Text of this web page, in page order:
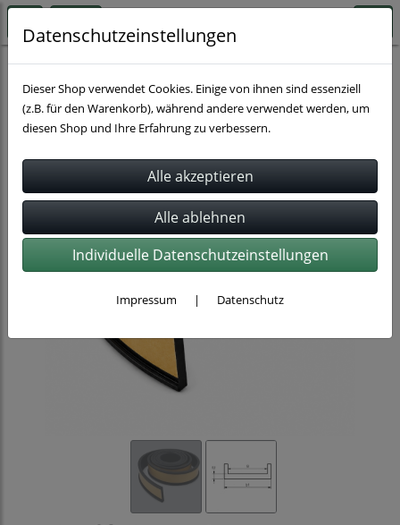
Schlauchbefestigung
Datenschutzeinstellungen
Dieser Shop verwendet Cookies. Einige von ihnen sind essenziell
(z.B. für den Warenkorb), während andere verwendet werden, um
diesen Shop und Ihre Erfahrung zu verbessern.
Individuelle Datenschutzeinstellungen
Impressum | Datenschutz